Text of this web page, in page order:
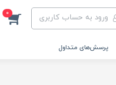
ورود به حساب کاربری 0
پرسش‌های متداول